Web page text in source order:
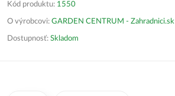
Kód produktu: 1550
O výrobcovi: GARDEN CENTRUM - Zahradnici.sk
Dostupnosť: Skladom